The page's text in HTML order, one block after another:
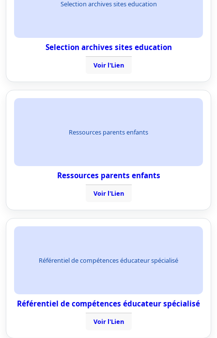
Selection archives sites education
Selection archives sites education
Voir l'Lien
Ressources parents enfants
Ressources parents enfants
Voir l'Lien
Référentiel de compétences éducateur spécialisé
Référentiel de compétences éducateur spécialisé
Voir l'Lien